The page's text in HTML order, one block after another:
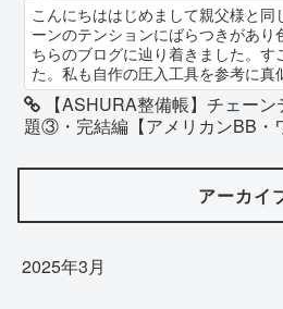
こんにちははじめまして親父様と
ーンのテンションにばらつきがあり
ちらのブログに辿り着きました。す
た。私も自作の圧入工具を参考に真
【ASHURA整備帳】チェー
題③・完結編【アメリカンBB・
アーカイ
2025年3月